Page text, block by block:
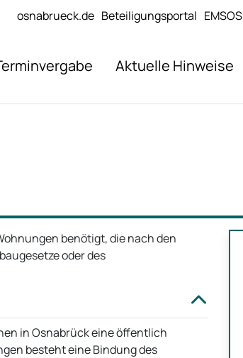
osnabrueck.de Beteiligungsportal EMSOS
Aktuelle Hinweise
benötigt, die nach den
oder des
in Osnabrück eine öffentlich
besteht eine Bindung des